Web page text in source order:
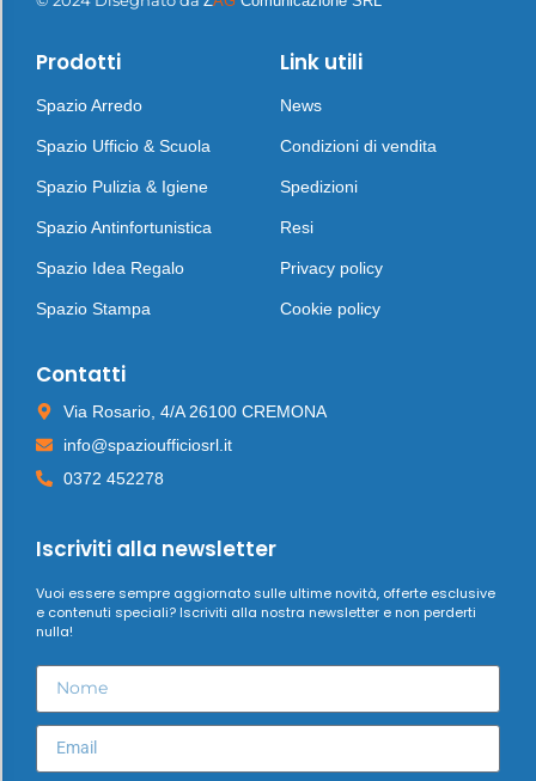
Prodotti
Spazio Arredo
Spazio Ufficio & Scuola
Spazio Pulizia & Igiene
Spazio Antinfortunistica
Spazio Idea Regalo
Spazio Stampa
Link utili
News
Condizioni di vendita
Spedizioni
Resi
Privacy policy
Cookie policy
Contatti
Via Rosario, 4/A 26100 CREMONA
info@spazioufficiosrl.it
0372 452278
Iscriviti alla newsletter
Vuoi essere sempre aggiornato sulle ultime novità, offerte esclusive
e contenuti speciali? Iscriviti alla nostra newsletter e non perderti
nulla!